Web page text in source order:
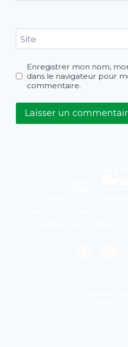
Site
Enregistrer mon nom,
dans le navigateur pour
commentaire.